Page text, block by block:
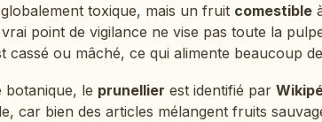
toxique, mais un fruit comestible
point de vigilance ne vise pas toute la
cassé ou mâché, ce qui alimente beaucoup
botanique, le prunellier est identifié par
car bien des articles mélangent fruits